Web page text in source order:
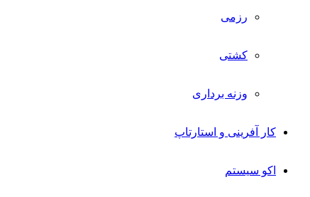
رزمی
کشتی
وزنه برداری
کار آفرینی و استارتاپ
اکو سیستم